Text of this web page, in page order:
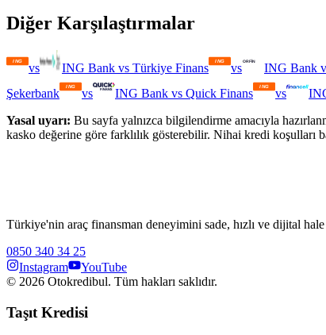
Diğer Karşılaştırmalar
vs ING Bank vs Türkiye Finans vs ING Bank
Şekerbank
vs ING Bank vs Quick Finans vs
Yasal uyarı: Bu sayfa yalnızca bilgilendirme amacıyla
kasko değerine göre farklılık gösterebilir. Nihai kredi
Türkiye'nin araç finansman deneyimini sade, hızlı ve dijital
0850 340 34 25
Instagram
YouTube
© 2026 Otokredibul. Tüm hakları saklıdır.
Taşıt Kredisi